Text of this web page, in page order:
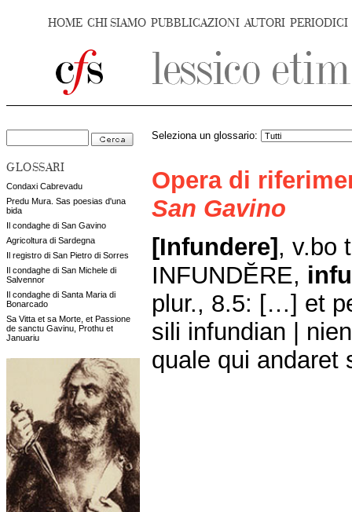
HOME CHI SIAMO PUBBLICAZIONI AUTORI PERIODICI
GLOSSARI
Condaxi Cabrevadu
Predu Mura. Sas poesias d'una
bida
Il condaghe di San Gavino
Agricoltura di Sardegna
Il registro di San Pietro di Sorres
Il condaghe di San Michele di
Salvennor
Il condaghe di Santa Maria di
Bonarcado
Sa Vitta et sa Morte, et Passione
de sanctu Gavinu, Prothu et
Januariu
Seleziona un glossario:
Opera di
San Gavino
[Infundere] , v.bo
INFUNDĔRE,
plur., 8.5: […] et
sili infundian |
quale qui